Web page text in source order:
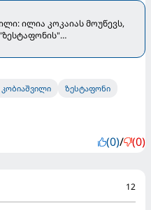
ილია კოკაიას მოუწევს,
ზესტაფონი
(0)/ (0)
12